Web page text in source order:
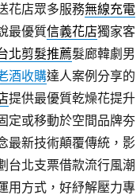
花店眾多服務無線充電
最優質信義花店獨家客
北剪髮推薦髮廊韓劇男
酒收購達人案例分享的
提供最優質乾燥花提升
定或移動於空間品牌夯
最新技術顛覆傳統，影
台北支票借款流行風潮
用方式，好紓解壓力專